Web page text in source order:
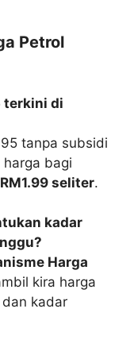
Petrol
terkini di
tanpa subsidi
harga bagi
RM1.99 seliter.
kadar
Harga
kira harga
kadar